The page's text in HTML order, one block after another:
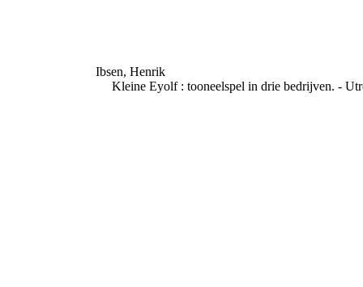
Ibsen, Henrik
Kleine Eyolf : tooneelspel in drie bedrijven. -